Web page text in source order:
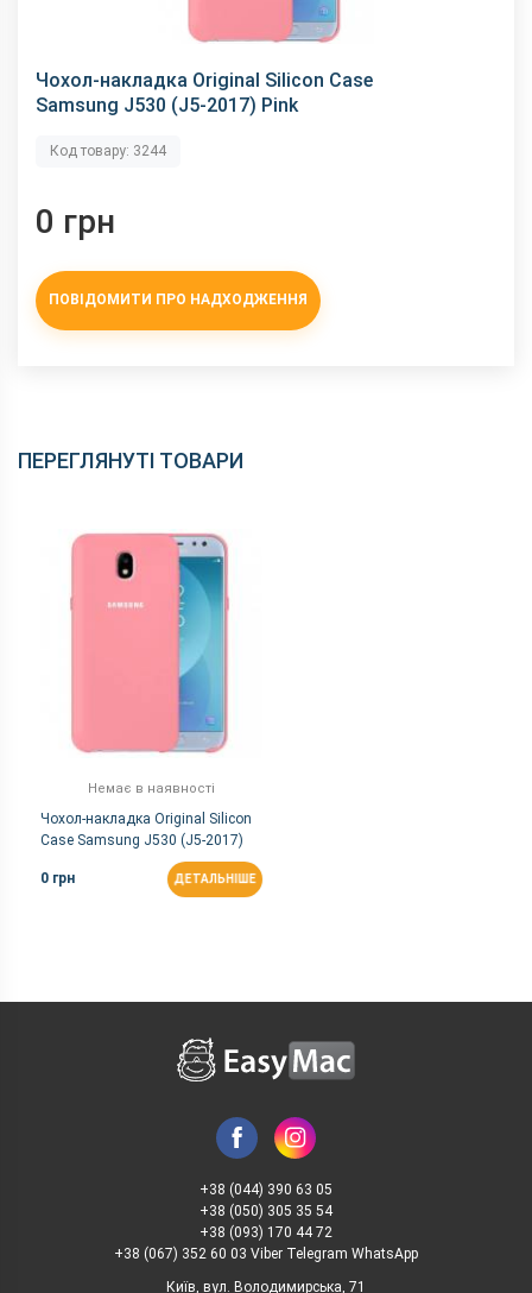
Чохол-накладка Original Silicon Case
Samsung J530 (J5-2017) Pink
Код товару: 3244
0 грн
ПОВІДОМИТИ ПРО НАДХОДЖЕННЯ
ПЕРЕГЛЯНУТІ ТОВАРИ
Немає в наявності
Чохол-накладка Original Silicon
Case Samsung J530 (J5-2017)
0 грн
ДЕТАЛЬНІШЕ
+38 (044) 390 63 05
+38 (050) 305 35 54
+38 (093) 170 44 72
+38 (067) 352 60 03 Viber Telegram WhatsApp
Київ, вул. Володимирська, 71